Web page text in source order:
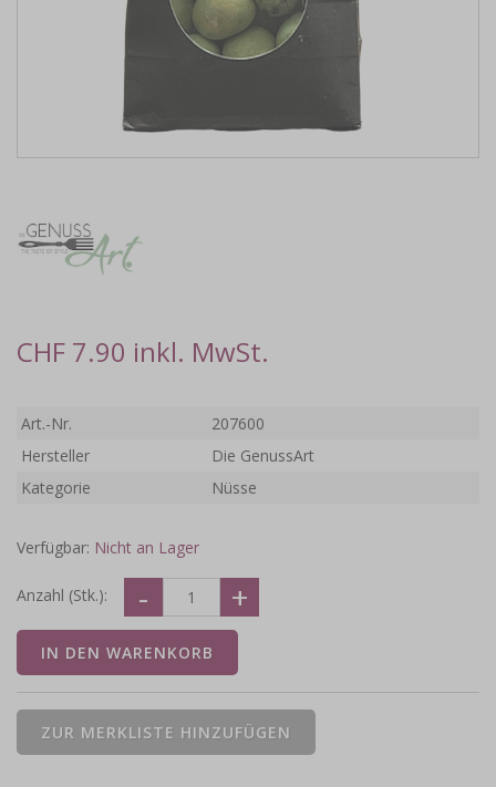
CHF 7.90 inkl. MwSt.
Art.-Nr.
207600
Hersteller
Die GenussArt
Kategorie
Nüsse
Verfügbar: Nicht an Lager
Anzahl (Stk.):